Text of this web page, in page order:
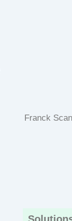
Franck